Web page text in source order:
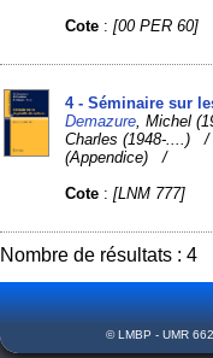
Cote :[00 PER 60]
4 - Séminaire sur
Demazure , Michel
Charles (1948-....)
(Appendice) /
Cote :[LNM 777]
Nombre de résultats : 4
© LMBP - UMR